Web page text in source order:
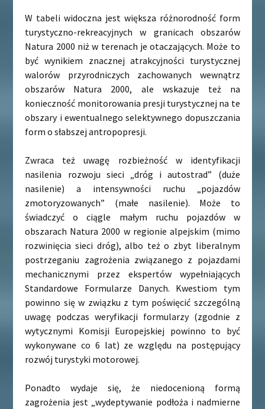
W tabeli widoczna jest większa różnorodność form
turystyczno-rekreacyjnych w granicach obszarów
Natura 2000 niż w terenach je otaczających. Może to
być wynikiem znacznej atrakcyjności turystycznej
walorów przyrodniczych zachowanych wewnątrz
obszarów Natura 2000, ale wskazuje też na
konieczność monitorowania presji turystycznej na te
obszary i ewentualnego selektywnego dopuszczania
form o słabszej antropopresji.
Zwraca też uwagę rozbieżność w identyfikacji
nasilenia rozwoju sieci „dróg i autostrad” (duże
nasilenie) a intensywności ruchu „pojazdów
zmotoryzowanych” (małe nasilenie). Może to
świadczyć o ciągle małym ruchu pojazdów w
obszarach Natura 2000 w regionie alpejskim (mimo
rozwinięcia sieci dróg), albo też o zbyt liberalnym
postrzeganiu zagrożenia związanego z pojazdami
mechanicznymi przez ekspertów wypełniających
Standardowe Formularze Danych. Kwestiom tym
powinno się w związku z tym poświęcić szczególną
uwagę podczas weryfikacji formularzy (zgodnie z
wytycznymi Komisji Europejskiej powinno to być
wykonywane co 6 lat) ze względu na postępujący
rozwój turystyki motorowej.
Ponadto wydaje się, że niedocenioną formą
zagrożenia jest „wydeptywanie podłoża i nadmierne